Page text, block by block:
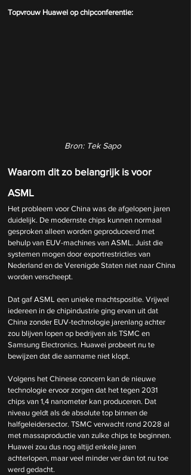
Topvrouw Huawei op chipconferentie:
Bron: Tek Sapo
Waarom dit zo belangrijk is voor
ASML
Het probleem voor China was de afgelopen jaren
duidelijk. De modernste chips kunnen normaal
gesproken alleen worden geproduceerd met
behulp van EUV-machines van ASML. Juist die
systemen mogen door exportrestricties van
Nederland en de Verenigde Staten niet naar China
worden verscheept.
Dat gaf ASML een unieke machtspositie. Vrijwel
iedereen in de chipindustrie ging ervan uit dat
China zonder EUV-technologie jarenlang achter
zou blijven lopen op bedrijven als TSMC en
Samsung Electronics. Huawei probeert nu te
bewijzen dat die aanname niet klopt.
Volgens het Chinese concern kan de nieuwe
technologie ervoor zorgen dat het tegen 2031
chips van 1,4 nanometer kan produceren. Dat
niveau geldt als de absolute top binnen de
halfgeleidersector. TSMC verwacht rond 2028 al
met massaproductie van zulke chips te beginnen.
Huawei zou dus nog altijd enkele jaren
achterlopen, maar veel minder ver dan tot nu toe
werd gedacht.